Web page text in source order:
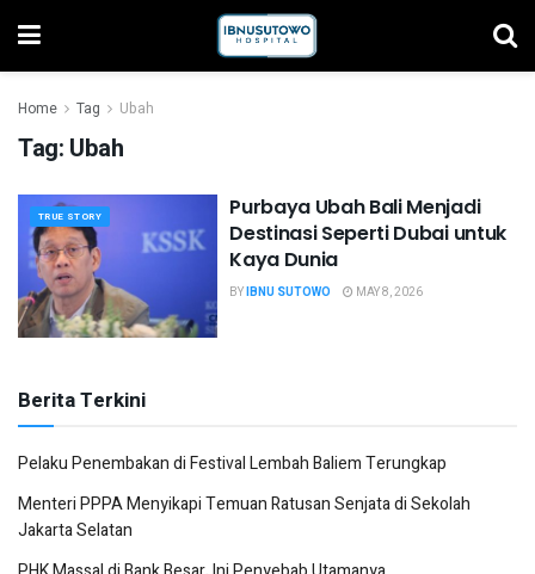
Home Tag Ubah
Tag: Ubah
TRUE STORY
Purbaya Ubah Bali Menjadi
Destinasi Seperti Dubai untuk
Kaya Dunia
BYIBNU SUTOWO MAY 8, 2026
Berita Terkini
Pelaku Penembakan di Festival Lembah Baliem Terungkap
Menteri PPPA Menyikapi Temuan Ratusan Senjata di Sekolah
Jakarta Selatan